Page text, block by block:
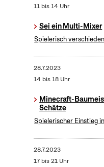
11 bis 14 Uhr
Sei ein Multi-Mixer
Spielerisch
28.7.2023
14 bis 18 Uhr
Minecraft-
Schätze
Spielerischer Einstieg
28.7.2023
17 bis 21 Uhr